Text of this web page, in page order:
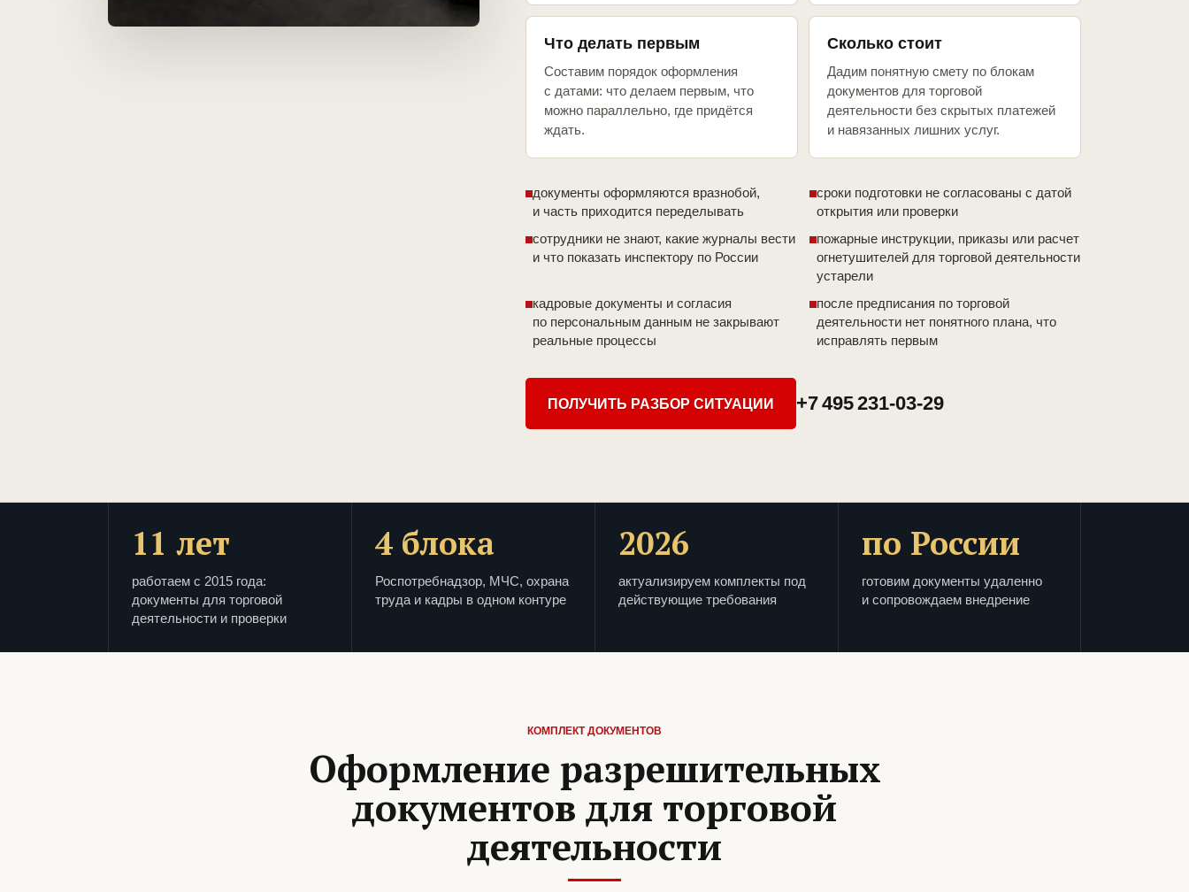
Что делать первым
Составим порядок оформления
с датами: что делаем первым, что
можно параллельно, где придётся
ждать.
Сколько стоит
Дадим понятную смету по блокам
документов для торговой
деятельности без скрытых платежей
и навязанных лишних услуг.
документы оформляются вразнобой,
и часть приходится переделывать
сроки подготовки не согласованы с датой
открытия или проверки
сотрудники не знают, какие журналы вести
и что показать инспектору по России
пожарные инструкции, приказы или расчет
огнетушителей для торговой деятельности
устарели
кадровые документы и согласия
по персональным данным не закрывают
реальные процессы
после предписания по торговой
деятельности нет понятного плана, что
исправлять первым
ПОЛУЧИТЬ РАЗБОР СИТУАЦИИ +7 495 231-03-29
11 лет
работаем с 2015 года:
документы для торговой
деятельности и проверки
4 блока
Роспотребнадзор, МЧС, охрана
труда и кадры в одном контуре
2026
актуализируем комплекты под
действующие требования
по России
готовим документы удаленно
и сопровождаем внедрение
КОМПЛЕКТ ДОКУМЕНТОВ
Оформление разрешительных
документов для торговой
деятельности